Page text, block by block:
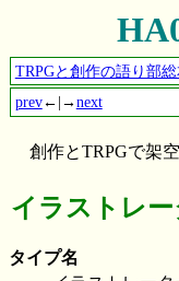
TRPGと創作の語り部
prev←|→next
創作とTRPGで架
イラストレ
タイプ名